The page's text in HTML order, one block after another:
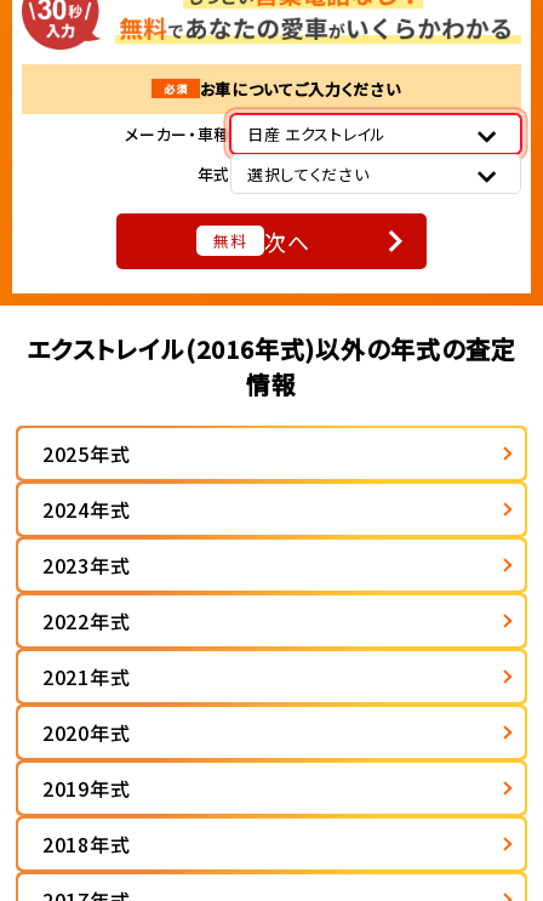
必須
お車についてご入力ください
メーカー・車種
日産 エクストレイル
年式
選択してください
無料 次へ
エクストレイル(2016年式)以外の年式の査定
情報
2025年式
2024年式
2023年式
2022年式
2021年式
2020年式
2019年式
2018年式